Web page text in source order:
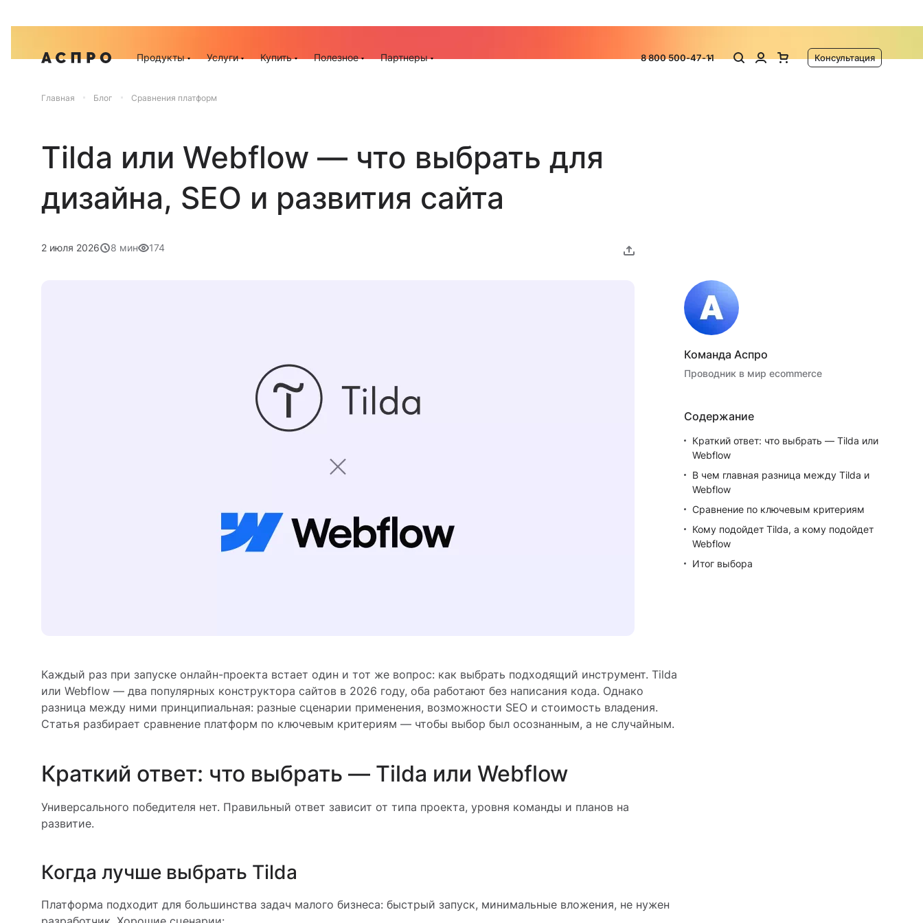
Продукты Услуги Купить Полезное Партнеры 8 800 500-47-11 Консультация
Главная Блог Сравнения платформ
Tilda или Webflow — что выбрать для
дизайна, SEO и развития сайта
2 июля 2026 8 мин 174
Каждый раз при запуске онлайн-проекта встает один и тот же вопрос: как выбрать подходящий инструмент. Tilda
или Webflow — два популярных конструктора сайтов в 2026 году, оба работают без написания кода. Однако
разница между ними принципиальная: разные сценарии применения, возможности SEO и стоимость владения.
Статья разбирает сравнение платформ по ключевым критериям — чтобы выбор был осознанным, а не случайным.
Краткий ответ: что выбрать — Tilda или Webflow
Универсального победителя нет. Правильный ответ зависит от типа проекта, уровня команды и планов на
развитие.
Когда лучше выбрать Tilda
Платформа подходит для большинства задач малого бизнеса: быстрый запуск, минимальные вложения, не нужен
Команда Аспро
Проводник в мир ecommerce
Содержание
Краткий ответ: что выбрать — Tilda или
Webflow
В чем главная разница между Tilda и
Webflow
Сравнение по ключевым критериям
Кому подойдет Tilda, а кому подойдет
Webflow
Итог выбора